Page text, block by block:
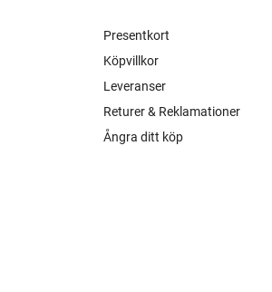
Presentkort
Köpvillkor
Leveranser
Returer & Reklamationer
Ångra ditt köp